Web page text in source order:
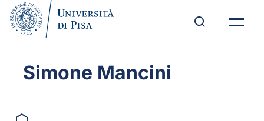
Simone Mancini